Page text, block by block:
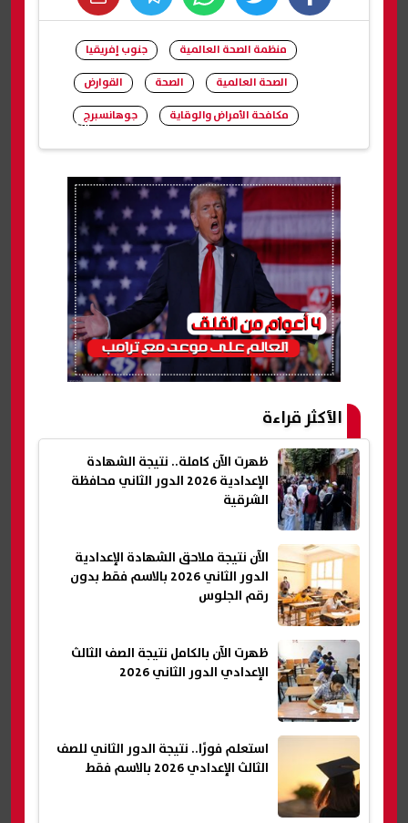
facebook
twitter
whats
شارك
منظمة الصحة العالمية
جنوب إفريقيا
الصحة العالمية
الصحة
القوارض
مكافحة الأمراض والوقاية
جوهانسبرج
الأكثر قراءة
ظهرت الآن كاملة.. نتيجة الشهادة
الإعدادية 2026 الدور الثاني محافظة
الشرقية
الآن نتيجة ملاحق الشهادة الإعدادية
الدور الثاني 2026 بالاسم فقط بدون
رقم الجلوس
ظهرت الآن بالكامل نتيجة الصف الثالث
الإعدادي الدور الثاني 2026
استعلم فورًا.. نتيجة الدور الثاني للصف
الثالث الإعدادي 2026 بالاسم فقط